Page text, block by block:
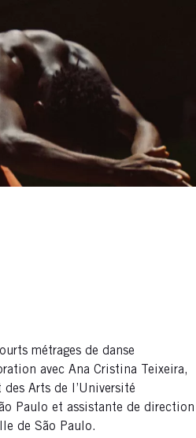
métrages de danse
avec Ana Cristina Teixeira,
Arts de l’Université
Paulo et assistante de direction
de São Paulo.